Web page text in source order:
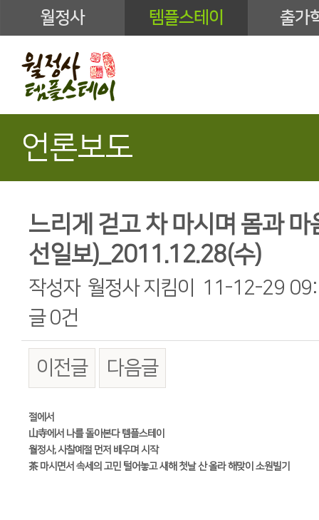
월정사 템플스테이 출가
언론보도
느리게 걷고 차 마시며 몸과
선일보)_2011.12.28(수)
작성자 월정사 지킴이
11-12-29
글 0건
이전글 다음글
본문
절에서
山寺에서 나를 돌아본다 템플스테이
월정사, 사찰예절 먼저 배우며 시작
茶 마시면서 속세의 고민 털어놓고 새해 첫날 산 올라 해맞이 소원빌기